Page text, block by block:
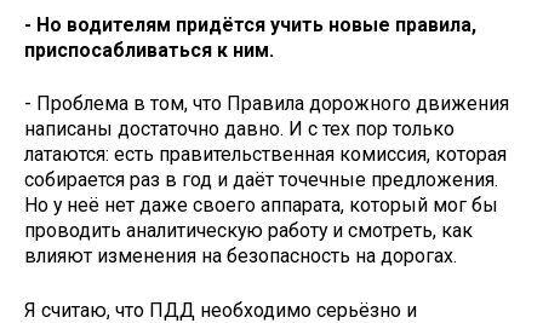
- Но водителям придётся учить новые правила,
приспосабливаться к ним.
- Проблема в том, что Правила дорожного движения
написаны достаточно давно. И с тех пор только
латаются: есть правительственная комиссия, которая
собирается раз в год и даёт точечные предложения.
Но у неё нет даже своего аппарата, который мог бы
проводить аналитическую работу и смотреть, как
влияют изменения на безопасность на дорогах.
Я считаю, что ПДД необходимо серьёзно и